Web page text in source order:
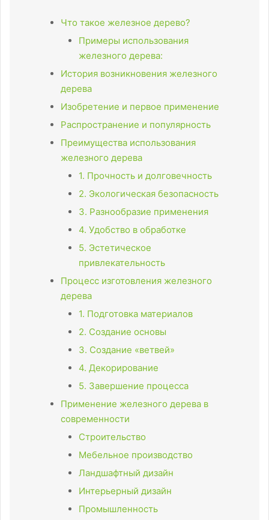
Что такое железное дерево?
Примеры использования
железного дерева:
История возникновения железного
дерева
Изобретение и первое применение
Распространение и популярность
Преимущества использования
железного дерева
1. Прочность и долговечность
2. Экологическая безопасность
3. Разнообразие применения
4. Удобство в обработке
5. Эстетическое
привлекательность
Процесс изготовления железного
дерева
1. Подготовка материалов
2. Создание основы
3. Создание «ветвей»
4. Декорирование
5. Завершение процесса
Применение железного дерева в
современности
Строительство
Мебельное производство
Ландшафтный дизайн
Интерьерный дизайн
Промышленность